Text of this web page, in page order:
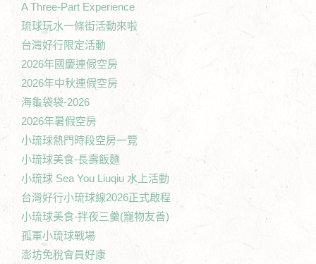
A Three-Part Experience
琉球玩水一條街活動來啦
台灣好行限定活動
2026年國慶連假空房
2026年中秋連假空房
海龜袋袋-2026
2026年暑假空房
小琉球熱門時段空房一覽
小琉球美食-長壽飯麵
小琉球 Sea You Liuqiu 水上活動
台灣好行小琉球線2026正式啟程
小琉球美食-拌夜三羹(寵物友善)
孤軍小琉球戰場
澎坊免稅會員好康